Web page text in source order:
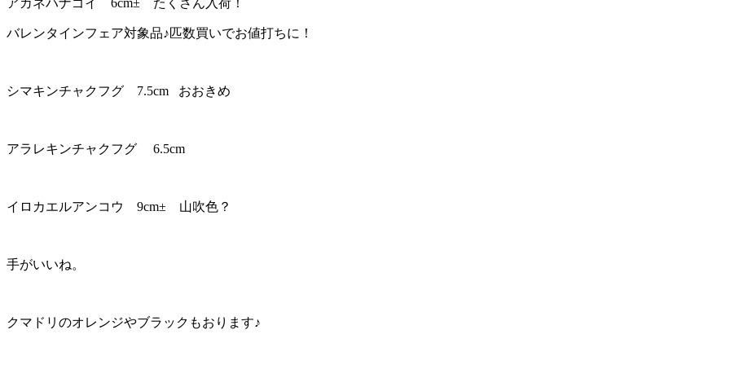
バレンタインフェア対象品♪匹数買いでお値打ちに！
シマキンチャクフグ 7.5cm おおきめ
アラレキンチャクフグ 6.5cm
イロカエルアンコウ 9cm± 山吹色？
手がいいね。
クマドリのオレンジやブラックもおります♪